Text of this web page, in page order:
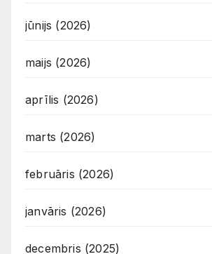
jūnijs (2026)
maijs (2026)
aprīlis (2026)
marts (2026)
februāris (2026)
janvāris (2026)
decembris (2025)